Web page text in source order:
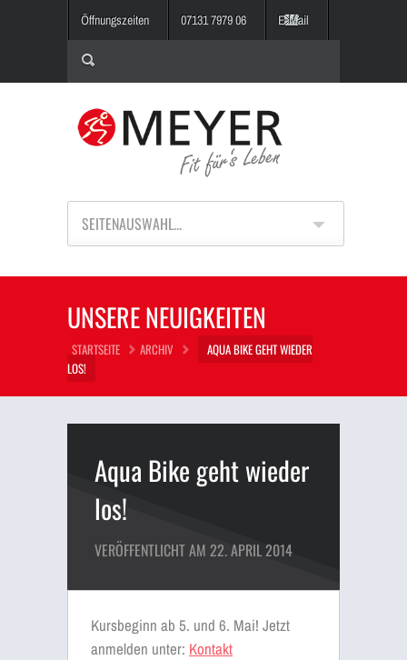
Öffnungszeiten 07131 7979 06 E-Mail
SEITENAUSWAHL...
UNSERE NEUIGKEITEN
STARTSEITE ARCHIV
AQUA BIKE GEHT WIEDER
LOS!
Aqua Bike geht wieder
los!
VERÖFFENTLICHT AM 22. APRIL 2014
Kursbeginn ab 5. und 6. Mai! Jetzt
anmelden unter: Kontakt